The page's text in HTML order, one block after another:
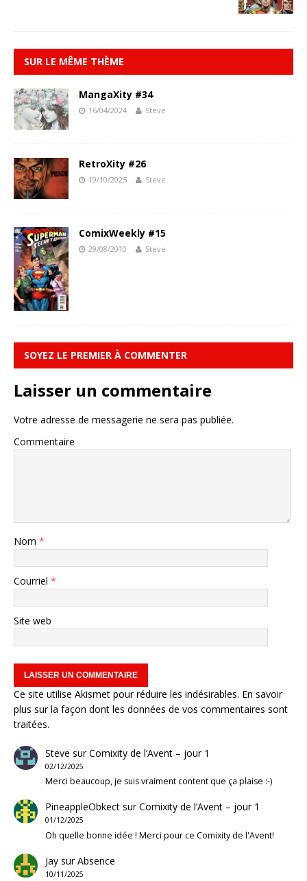
SUR LE MÊME THÈME
MangaXity #34
16/04/2024 Steve
RetroXity #26
19/10/2025 Steve
ComixWeekly #15
29/08/2010 Steve
SOYEZ LE PREMIER À COMMENTER
Laisser un commentaire
Votre adresse de messagerie ne sera pas publiée.
Commentaire
Nom *
Courriel *
Site web
Ce site utilise Akismet pour réduire les indésirables. En savoir
plus sur la façon dont les données de vos commentaires sont
traitées.
Steve surComixity de l’Avent – jour 1
02/12/2025
Merci beaucoup, je suis vraiment content que ça plaise :-)
PineappleObkectsurComixity de l’Avent – jour 1
01/12/2025
Oh quelle bonne idée ! Merci pour ce Comixity de l'Avent!
JaysurAbsence
10/11/2025